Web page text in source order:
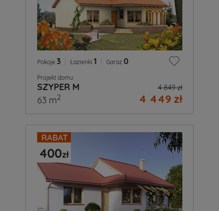
Pokoje 3 Łazienki 1 Garaż 0
Projekt domu
SZYPER M 4 849 zł
4 449 zł
63 m2